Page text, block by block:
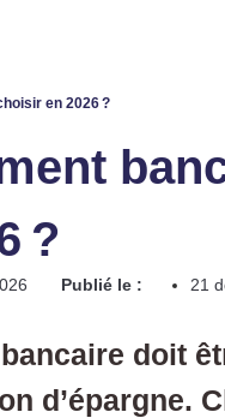
en 2026 ?
?
Publié le : 21
doit
d’épargne.